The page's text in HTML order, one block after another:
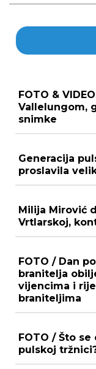
FOTO &
Vallelungom,
snimke
Generacija
proslavila
Milija Mirović
Vrtlarskoj,
FOTO / Dan
branitelja
vijencima i
braniteljima
FOTO / Što
pulskoj